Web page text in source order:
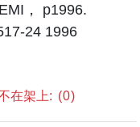
， p1996.
24 1996
在架上: 0